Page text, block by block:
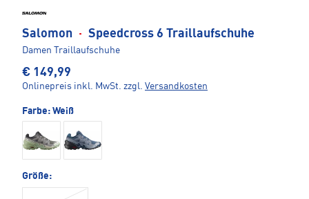
Salomon · Speedcross 6 Traillaufschuhe
Damen Traillaufschuhe
€ 149,99
Onlinepreis inkl. MwSt. zzgl. Versandkosten
Farbe: Weiß
Größe: